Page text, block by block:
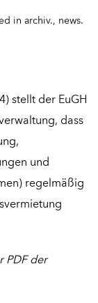
in archiv., news.
stellt der EuGH
dass
und
regelmäßig
PDF der